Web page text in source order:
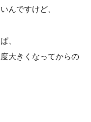
んですけど、
、
大きくなってからの